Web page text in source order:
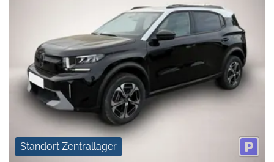
Standort Zentrallager